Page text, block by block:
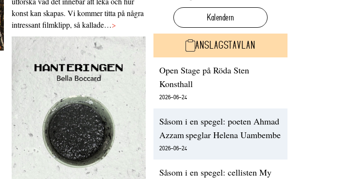
konst kan skapas. Vi kommer titta på några
intressant filmklipp, så kallade…>
Kalendern
ANSLAGSTAVLAN
Open Stage på Röda Sten
Konsthall
2026-06-24
Såsom i en spegel: poeten Ahmad
Azzam speglar Helena Uambembe
2026-06-24
Såsom i en spegel: cellisten My